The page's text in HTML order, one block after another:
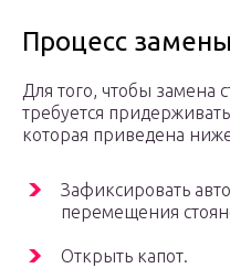
Процесс
Для того, чтобы замена
требуется
которая приведена
Зафиксировать
перемещения
Открыть капот.